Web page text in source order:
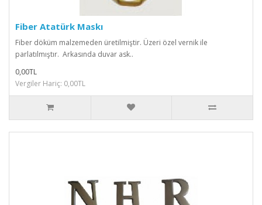
Fiber Atatürk Maskı
Fiber döküm malzemeden üretilmiştir. Üzeri özel vernik ile
parlatılmıştır. Arkasında duvar ask..
0,00TL
Vergiler Hariç: 0,00TL